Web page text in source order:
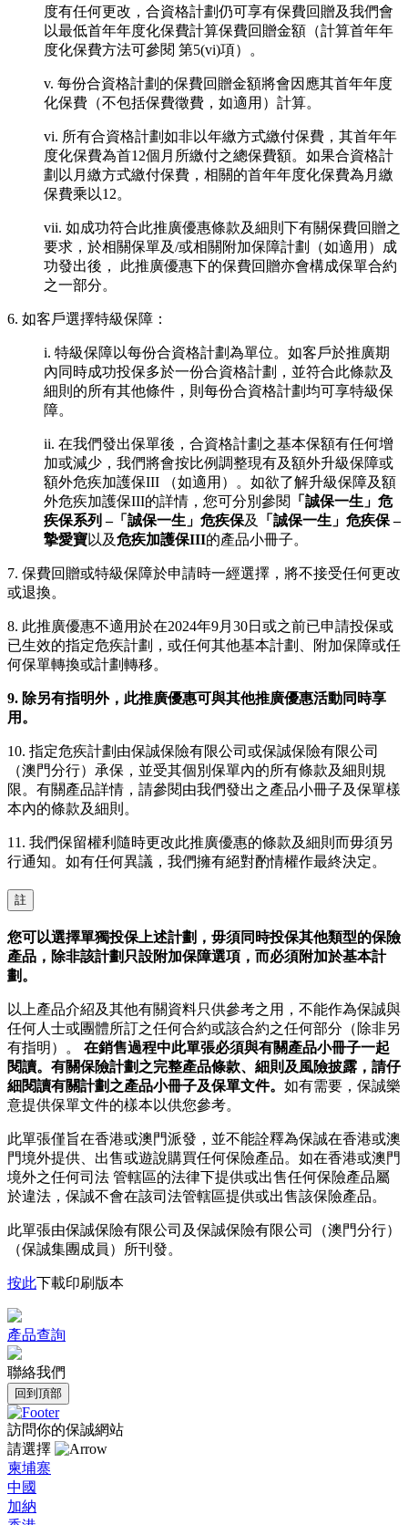
度有任何更改，合資格計劃仍可享有保費回贈及我們會
以最低首年年度化保費計算保費回贈金額（計算首年年
度化保費方法可參閱 第5(vi)項）。
v. 每份合資格計劃的保費回贈金額將會因應其首年年度
化保費（不包括保費徵費，如適用）計算。
vi. 所有合資格計劃如非以年繳方式繳付保費，其首年年
度化保費為首12個月所繳付之總保費額。如果合資格計
劃以月繳方式繳付保費，相關的首年年度化保費為月繳
保費乘以12。
vii. 如成功符合此推廣優惠條款及細則下有關保費回贈之
要求，於相關保單及/或相關附加保障計劃（如適用）成
功發出後， 此推廣優惠下的保費回贈亦會構成保單合約
之一部分。
6. 如客戶選擇特級保障：
i. 特級保障以每份合資格計劃為單位。如客戶於推廣期
內同時成功投保多於一份合資格計劃，並符合此條款及
細則的所有其他條件，則每份合資格計劃均可享特級保
障。
ii. 在我們發出保單後，合資格計劃之基本保額有任何增
加或減少，我們將會按比例調整現有及額外升級保障或
額外危疾加護保III （如適用）。如欲了解升級保障及額
外危疾加護保III的詳情，您可分別參閱
「誠保一生」危
疾保系列 –「誠保一生」危疾保及
「誠保一生」危疾保 –
摯愛寶以及危疾加護保III的產品小冊子。
7. 保費回贈或特級保障於申請時一經選擇，將不接受任何更改
或退換。
8. 此推廣優惠不適用於在2024年9月30日或之前已申請投保或
已生效的指定危疾計劃，或任何其他基本計劃、附加保障或任
何保單轉換或計劃轉移。
9. 除另有指明外，此推廣優惠可與其他推廣優惠活動同時享
用。
10. 指定危疾計劃由保誠保險有限公司或保誠保險有限公司
（澳門分行）承保，並受其個別保單內的所有條款及細則規
限。有關產品詳情，請參閱由我們發出之產品小冊子及保單樣
本內的條款及細則。
11. 我們保留權利隨時更改此推廣優惠的條款及細則而毋須另
行通知。如有任何異議，我們擁有絕對酌情權作最終決定。
註
您可以選擇單獨投保上述計劃，毋須同時投保其他類型的保險
產品，除非該計劃只設附加保障選項，而必須附加於基本計
劃。
以上產品介紹及其他有關資料只供參考之用，不能作為保誠與
任何人士或團體所訂之任何合約或該合約之任何部分（除非另
有指明）。
在銷售過程中此單張必須與有關產品小冊子一起
閱讀。有關保險計劃之完整產品條款、細則及風險披露，請仔
細閱讀有關計劃之產品小冊子及保單文件。 如有需要，保誠樂
意提供保單文件的樣本以供您參考。
此單張僅旨在香港或澳門派發，並不能詮釋為保誠在香港或澳
門境外提供、出售或遊說購買任何保險產品。如在香港或澳門
境外之任何司法 管轄區的法律下提供或出售任何保險產品屬
於違法，保誠不會在該司法管轄區提供或出售該保險產品。
此單張由保誠保險有限公司及保誠保險有限公司（澳門分行）
（保誠集團成員）所刊發。
按此下載印刷版本
產品查詢
聯絡我們
回到頂部
訪問你的保誠網站
請選擇
柬埔寨
中國
加納